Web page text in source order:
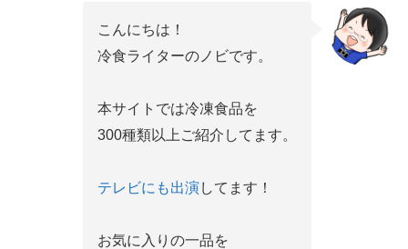
こんにちは！
冷食ライターのノビです。
本サイトでは冷凍食品を
300種類以上ご紹介してます。
テレビにも出演してます！
お気に入りの一品を